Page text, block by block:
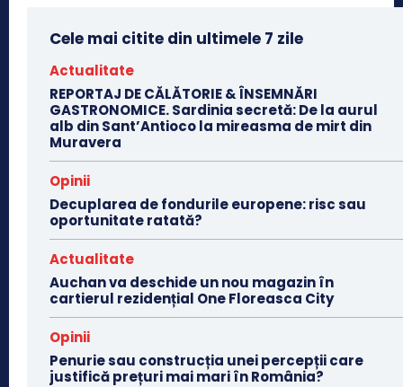
Cele mai citite din ultimele 7 zile
Actualitate
REPORTAJ DE CĂLĂTORIE & ÎNSEMNĂRI
GASTRONOMICE. Sardinia secretă: De la aurul
alb din Sant’Antioco la mireasma de mirt din
Muravera
Opinii
Decuplarea de fondurile europene: risc sau
oportunitate ratată?
Actualitate
Auchan va deschide un nou magazin în
cartierul rezidențial One Floreasca City
Opinii
Penurie sau construcția unei percepții care
justifică prețuri mai mari în România?